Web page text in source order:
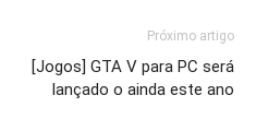
Próximo artigo
[Jogos] GTA V para PC será
lançado o ainda este ano